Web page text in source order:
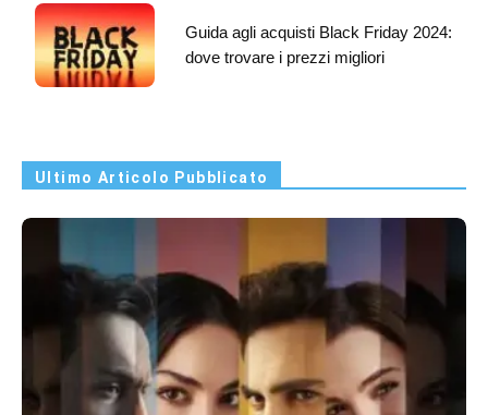
Guida agli acquisti Black Friday 2024:
dove trovare i prezzi migliori
Ultimo Articolo Pubblicato